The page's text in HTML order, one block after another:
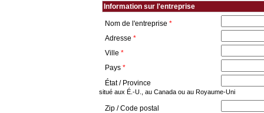
Information sur l'entreprise
Nom de l'entreprise *
Adresse *
Ville *
Pays *
État / Province
situé aux É.-U., au Canada ou au Royaume-Uni
Zip / Code postal